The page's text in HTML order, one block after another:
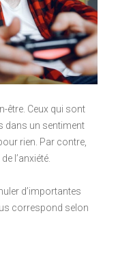
être. Ceux qui sont
dans un sentiment
rien. Par contre,
l’anxiété.
d’importantes
correspond selon